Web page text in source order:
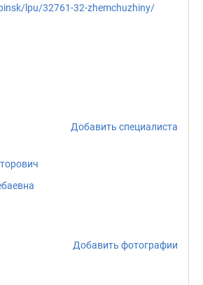
lpu/32761-32-zhemchuzhiny/
Добавить специалиста
Добавить фотографии